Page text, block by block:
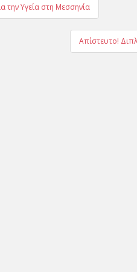
την Υγεία στη Μεσσηνία
Απίστευτο!